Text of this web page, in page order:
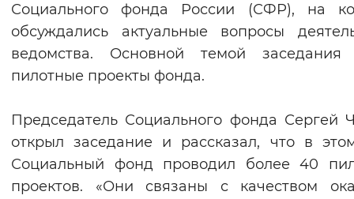
Цвет сайта
Монохромный Инверсивный
Синий фон
Изображения
Включены Выключены
Звуковой ассистент
Социального фонда России (СФР), на
обсуждались актуальные вопросы
ведомства. Основной темой заседания
пилотные проекты фонда.
Председатель Социального фонда Сергей
открыл заседание и рассказал, что в
Социальный фонд проводил более 40
проектов. «Они связаны с качеством